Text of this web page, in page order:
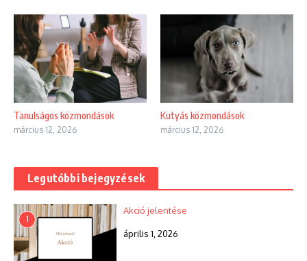
Tanulságos közmondások
március 12, 2026
Kutyás közmondások
március 12, 2026
Legutóbbi bejegyzések
1
Akció jelentése
április 1, 2026